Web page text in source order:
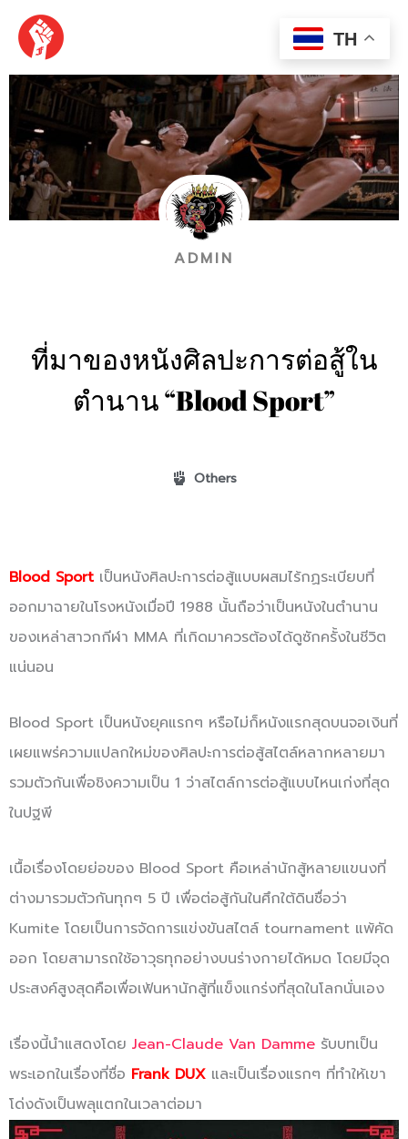
content
ADMIN
ที่มาของหนังศิลปะการต่อสู้ใน
ตำนาน “Blood Sport”
Others
Blood Sport เป็นหนังศิลปะการต่อสู้แบบผสมไร้กฏระเบียบที่
ออกมาฉายในโรงหนังเมื่อปี 1988 นั้นถือว่าเป็นหนังในตำนาน
ของเหล่าสาวกกีฬา MMA ที่เกิดมาควรต้องได้ดูซักครั้งในชีวิต
แน่นอน
Blood Sport เป็นหนังยุคแรกๆ หรือไม่ก็หนังแรกสุดบนจอเงินที่
เผยแพร่ความแปลกใหม่ของศิลปะการต่อสู้สไตล์หลากหลายมา
รวมตัวกันเพื่อชิงความเป็น 1 ว่าสไตล์การต่อสู้แบบไหนเก่งที่สุด
ในปฐพี
เนื้อเรื่องโดยย่อของ Blood Sport คือเหล่านักสู้หลายแขนงที่
ต่างมารวมตัวกันทุกๆ 5 ปี เพื่อต่อสู้กันในศึกใต้ดินชื่อว่า
Kumite โดยเป็นการจัดการแข่งขันสไตล์ tournament แพ้คัด
ออก โดยสามารถใช้อาวุธทุกอย่างบนร่างกายได้หมด โดยมีจุด
ประสงค์สูงสุดคือเพื่อเฟ้นหานักสู้ที่แข็งแกร่งที่สุดในโลกนั่นเอง
เรื่องนี้นำแสดงโดย Jean-Claude Van Damme รับบทเป็น
พระเอกในเรื่องที่ชื่อ Frank DUX และเป็นเรื่องแรกๆ ที่ทำให้เขา
โด่งดังเป็นพลุแตกในเวลาต่อมา
TH